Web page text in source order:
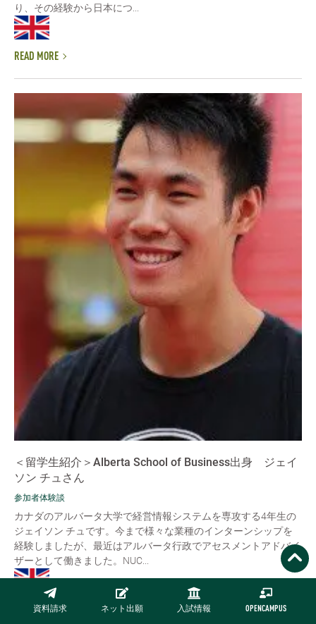
資料請求 ネット出願 入試情報 OPENCAMPUS
り、その経験から日本につ...
READ MORE
＜留学生紹介＞Alberta School of Business出身 ジェイ
ソン チュさん
参加者体験談
カナダのアルバータ大学で経営情報システムを専攻する4年生の
ジェイソン チュです。今まで様々な業種のインターンシップを
経験しましたが、最近はアルバータ行政でアセスメントアドバイ
ザーとして働きました。NUC...
READ MORE